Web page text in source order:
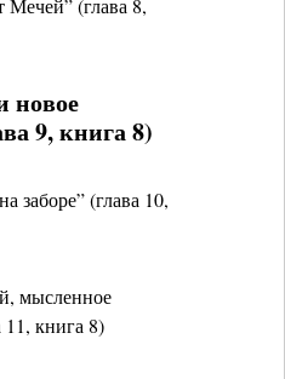
Мечей” (глава 8,
новое
9, книга 8)
заборе” (глава 10,
мысленное
11, книга 8)